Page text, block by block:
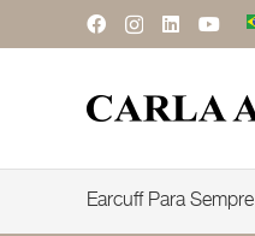
Earcuff Para Sempre